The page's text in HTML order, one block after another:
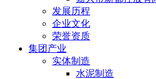
发展历程
企业文化
荣誉资质
集团产业
实体制造
水泥制造